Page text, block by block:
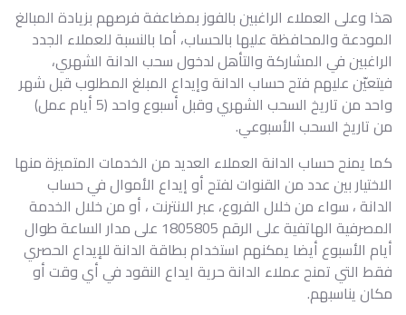
هذا وعلى العملاء الراغبين بالفوز بمضاعفة فرصهم بزيادة المبالغ
المودعة والمحافظة عليها بالحساب، أما بالنسبة للعملاء الجدد
الراغبين في المشاركة والتأهل لدخول سحب الدانة الشهري،
فيتعيّن عليهم فتح حساب الدانة وإيداع المبلغ المطلوب قبل شهر
واحد من تاريخ السحب الشهري وقبل أسبوع واحد (5 أيام عمل)
من تاريخ السحب الأسبوعي.
كما يمنح حساب الدانة العملاء العديد من الخدمات المتميزة منها
الاختيار بين عدد من القنوات لفتح أو إيداع الأموال في حساب
الدانة ، سواء من خلال الفروع، عبر الانترنت ، أو من خلال الخدمة
المصرفية الهاتفية على الرقم 1805805 على مدار الساعة طوال
أيام الأسبوع أيضا يمكنهم استخدام بطاقة الدانة للإيداع الحصري
فقط التي تمنح عملاء الدانة حرية ايداع النقود في أي وقت أو
مكان يناسبهم.